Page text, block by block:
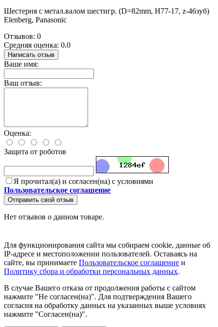
Шестерня с метал.валом шестигр. (D=82mm, H77-17, z-46зуб)
Elenberg, Panasonic
Отзывов: 0
Средняя оценка: 0.0
Написать отзыв
Ваше имя:
Ваш отзыв:
Оценка:
Защита от роботов
Я прочитал(а) и согласен(на) с условиями
Пользовательское соглашение
Отправить свой отзыв
Нет отзывов о данном товаре.
Для функционирования сайта мы собираем cookie, данные об
IP-адресе и местоположении пользователей. Оставаясь на
сайте, вы принимаете Пользовательское соглашение и
Политику сбора и обработки персональных данных.
В случае Вашего отказа от продолжения работы с сайтом
нажмите "Не согласен(на)". Для подтверждения Вашего
согласия на обработку данных на указанных выше условиях
нажмите "Согласен(на)".